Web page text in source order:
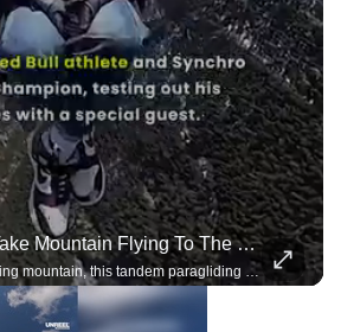
Two Paragliders Take Mountain Flying To The Next Level
Launching from a towering mountain, this tandem paragliding team performs breathtaking acro maneuvers under a single wing, demonstrating incredible trust, precision, and control.